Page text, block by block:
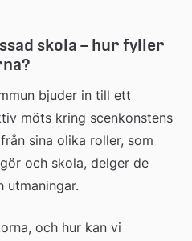
skola – hur fyller
bjuder in till ett
möts kring scenkonstens
sina olika roller, som
och skola, delger de
utmaningar.
och hur kan vi